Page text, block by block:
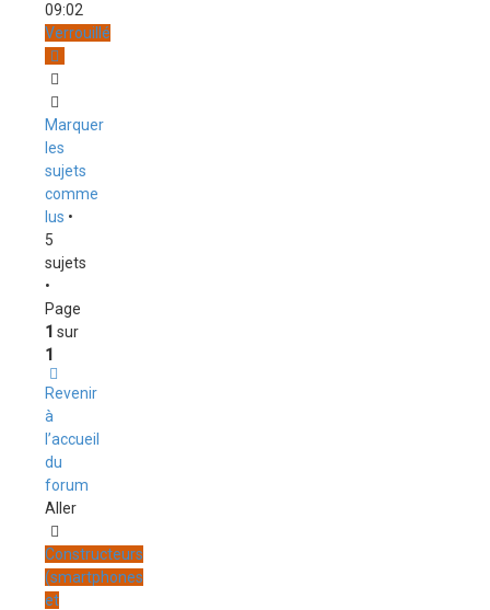
09:02
Verrouillé
Marquer
les
sujets
comme
lus •
5
sujets
•
Page
1 sur
1
Revenir
à
l’accueil
du
forum
Aller
Constructeurs
(smartphones
et